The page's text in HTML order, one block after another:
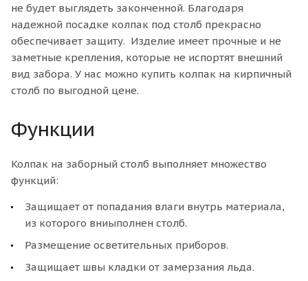
не будет выглядеть законченной. Благодаря
надежной посадке колпак под столб прекрасно
обеспечивает защиту. Изделие имеет прочные и не
заметные крепления, которые не испортят внешний
вид забора. У нас можно купить колпак на кирпичный
столб по выгодной цене.
Функции
Колпак на заборный столб выполняет множество
функций:
Защищает от попадания влаги внутрь материала,
из которого вниыполнен столб.
Размещение осветительных приборов.
Защищает швы кладки от замерзания льда.